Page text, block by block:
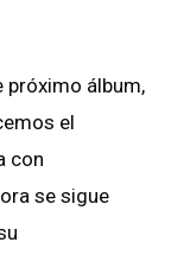
álbum,
el
con
se sigue